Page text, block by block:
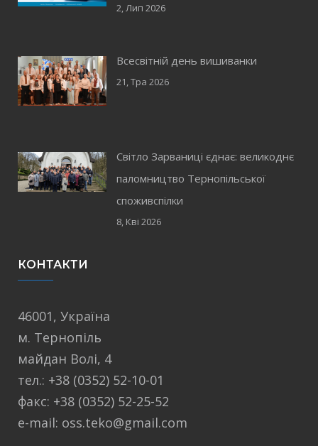
2, Лип 2026
Всесвітній день вишиванки
21, Тра 2026
Світло Зарваниці єднає: великоднє
паломництво Тернопільської
споживспілки
8, Кві 2026
КОНТАКТИ
46001, Україна
м. Тернопіль
майдан Волі, 4
тел.: +38 (0352) 52-10-01
факс: +38 (0352) 52-25-52
e-mail: oss.teko@gmail.com